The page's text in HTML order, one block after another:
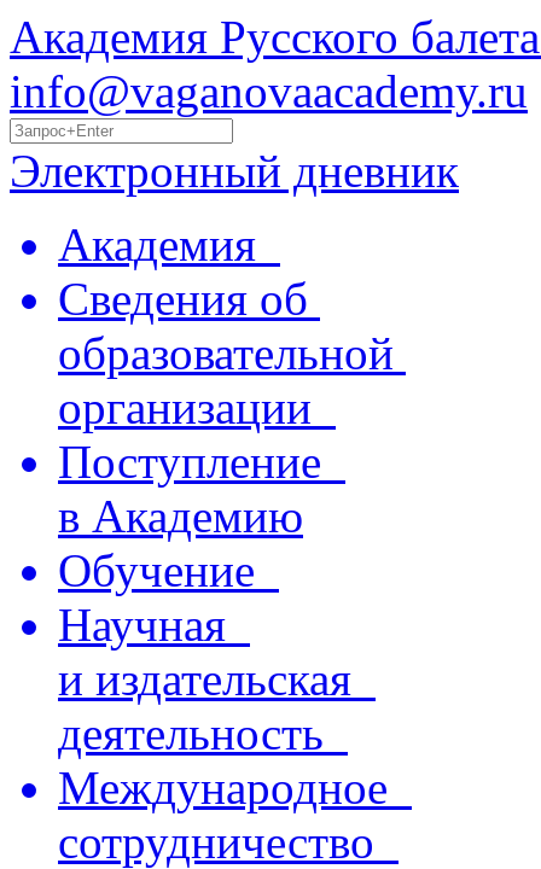
Академия Русского
info@vaganovaacademy.ru
Электронный дневник
Академия
Сведения об
образовательной
организации
Поступление
в Академию
Обучение
Научная
и издательская
деятельность
Международное
сотрудничество